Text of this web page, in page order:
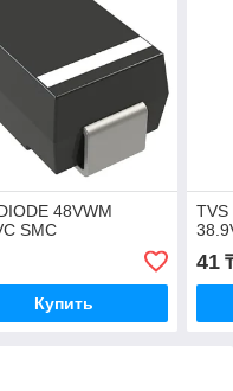
48VWM
SMC
Купить
TVS
41